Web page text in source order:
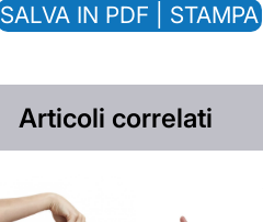
SALVA IN PDF | STAMPA
Articoli correlati